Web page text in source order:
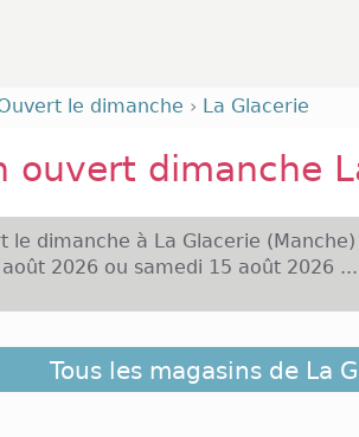
le dimanche › La Glacerie
ouvert dimanche
le dimanche à La Glacerie
2026 ou samedi 15 août 2026 ...
département de la Manche et dans
Glacerie compte un peu plus
Tous les magasins de La